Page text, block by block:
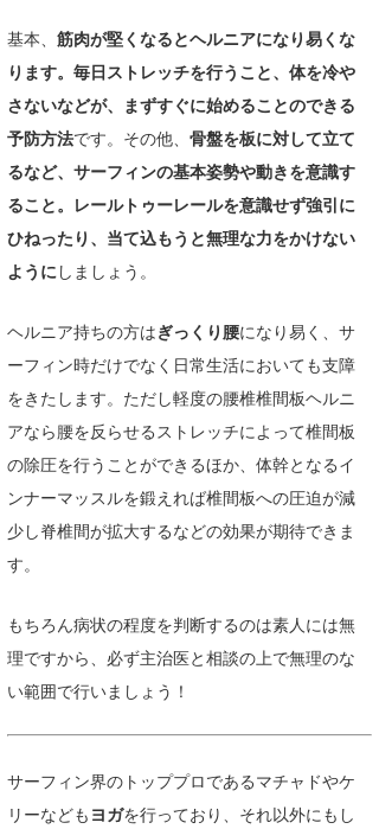
基本、筋肉が堅くなるとヘルニアになり易くな
ります。毎日ストレッチを行うこと、体を冷や
さないなどが、まずすぐに始めることのできる
予防方法です。その他、骨盤を板に対して立て
るなど、サーフィンの基本姿勢や動きを意識す
ること。レールトゥーレールを意識せず強引に
ひねったり、当て込もうと無理な力をかけない
ようにしましょう。
ヘルニア持ちの方はぎっくり腰になり易く、サ
ーフィン時だけでなく日常生活においても支障
をきたします。ただし軽度の腰椎椎間板ヘルニ
アなら腰を反らせるストレッチによって椎間板
の除圧を行うことができるほか、体幹となるイ
ンナーマッスルを鍛えれば椎間板への圧迫が減
少し脊椎間が拡大するなどの効果が期待できま
す。
もちろん病状の程度を判断するのは素人には無
理ですから、必ず主治医と相談の上で無理のな
い範囲で行いましょう！
サーフィン界のトッププロであるマチャドやケ
リーなども ヨガを行っており、それ以外にもし
上田純子
上條将美
唐澤予報士
SancheZ
ゴン
wanda
予報士 hiro.
banpaku
Mr.K
chappy